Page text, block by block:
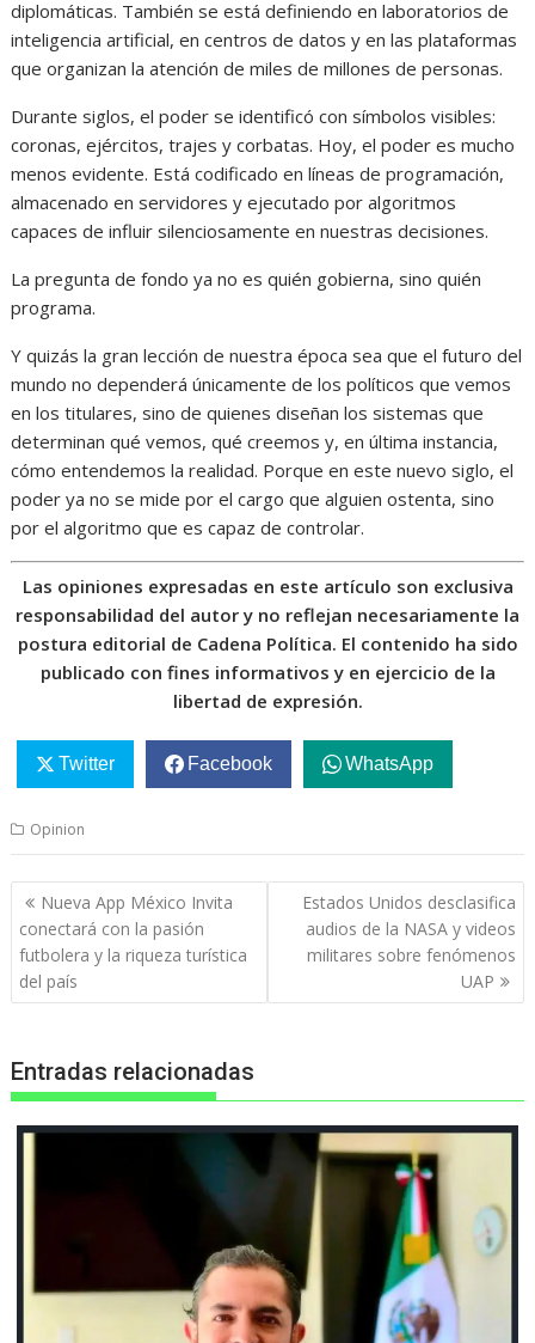
diplomáticas. También se está definiendo en laboratorios de
inteligencia artificial, en centros de datos y en las plataformas
que organizan la atención de miles de millones de personas.
Durante siglos, el poder se identificó con símbolos visibles:
coronas, ejércitos, trajes y corbatas. Hoy, el poder es mucho
menos evidente. Está codificado en líneas de programación,
almacenado en servidores y ejecutado por algoritmos
capaces de influir silenciosamente en nuestras decisiones.
La pregunta de fondo ya no es quién gobierna, sino quién
programa.
Y quizás la gran lección de nuestra época sea que el futuro del
mundo no dependerá únicamente de los políticos que vemos
en los titulares, sino de quienes diseñan los sistemas que
determinan qué vemos, qué creemos y, en última instancia,
cómo entendemos la realidad. Porque en este nuevo siglo, el
poder ya no se mide por el cargo que alguien ostenta, sino
por el algoritmo que es capaz de controlar.
Las opiniones expresadas en este artículo son exclusiva
responsabilidad del autor y no reflejan necesariamente la
postura editorial de Cadena Política. El contenido ha sido
publicado con fines informativos y en ejercicio de la
libertad de expresión.
Twitter Facebook WhatsApp
Opinion
Navegación
de
entradas
Nueva App México Invita
conectará con la pasión
futbolera y la riqueza turística
del país
Estados Unidos desclasifica
audios de la NASA y videos
militares sobre fenómenos
UAP
Entradas relacionadas